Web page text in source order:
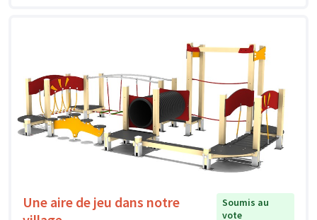
Une aire de jeu dans notre
Soumis au
vote